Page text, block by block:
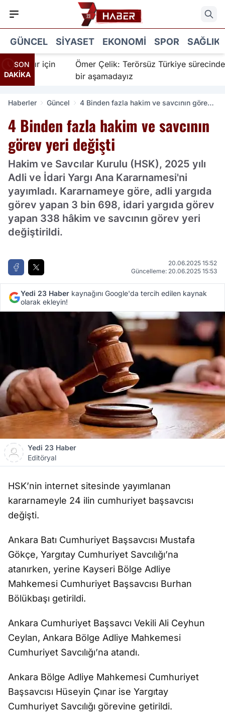
GÜNCEL SIYASET EKONOMI SPOR SAĞLIK
SON
DAKİKA
İnanır için
Ömer Çelik: Terörsüz Türkiye sürecinde
bir aşamadayız
Haberler Güncel
4 Binden fazla hakim ve savcının görev
4 Binden fazla hakim ve savcının
görev yeri değişti
Hakim ve Savcılar Kurulu (HSK), 2025 yılı
Adli ve İdari Yargı Ana Kararnamesi'ni
yayımladı. Kararnameye göre, adli yargıda
görev yapan 3 bin 698, idari yargıda görev
yapan 338 hâkim ve savcının görev yeri
değiştirildi.
20.06.2025 15:52
Güncelleme: 20.06.2025 15:53
Yedi 23 Haber kaynağını Google'da tercih edilen kaynak
olarak ekleyin!
Yedi 23 Haber
Editöryal
HSK’nin internet sitesinde yayımlanan
kararnameyle 24 ilin cumhuriyet başsavcısı
değişti.
Ankara Batı Cumhuriyet Başsavcısı Mustafa
Gökçe, Yargıtay Cumhuriyet Savcılığı’na
atanırken, yerine Kayseri Bölge Adliye
Mahkemesi Cumhuriyet Başsavcısı Burhan
Bölükbaşı getirildi.
Ankara Cumhuriyet Başsavcı Vekili Ali Ceyhun
Ceylan, Ankara Bölge Adliye Mahkemesi
Cumhuriyet Savcılığı’na atandı.
Ankara Bölge Adliye Mahkemesi Cumhuriyet
Başsavcısı Hüseyin Çınar ise Yargıtay
Cumhuriyet Savcılığı görevine getirildi.